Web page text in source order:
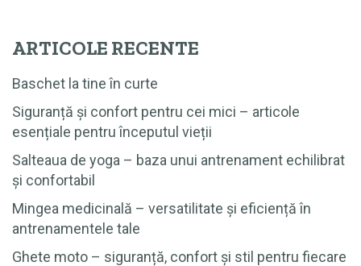
ARTICOLE RECENTE
Baschet la tine în curte
Siguranță și confort pentru cei mici – articole
esențiale pentru începutul vieții
Salteaua de yoga – baza unui antrenament echilibrat
și confortabil
Mingea medicinală – versatilitate și eficiență în
antrenamentele tale
Ghete moto – siguranță, confort și stil pentru fiecare